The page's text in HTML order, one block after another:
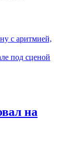
с аритмией,
под сценой
на